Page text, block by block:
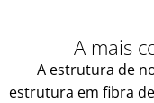
A mais
A estrutura de
estrutura em fibra